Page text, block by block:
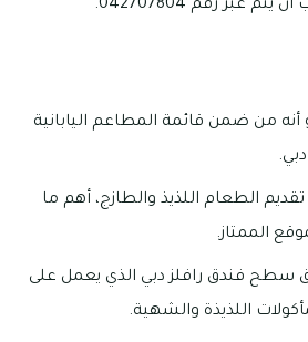
عبر رقم 042707804.
من ضمن قائمة المطاعم اليابانية
الطعام اللذيذ والطازج، أهم ما
الممتاز.
سطح فندق رافلز دبي الذي يعمل على
اللذيذة والشهية.